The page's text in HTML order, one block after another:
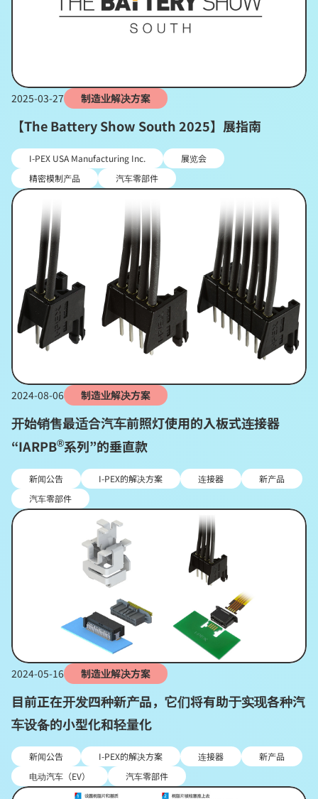
2025-03-27 制造业解决方案
【The Battery Show South 2025】展指南
I-PEX USA Manufacturing Inc.
展览会
精密模制产品
汽车零部件
2024-08-06 制造业解决方案
开始销售最适合汽车前照灯使用的入板式连接器
“IARPB®系列”的垂直款
新闻公告 I-PEX的解决方案 连接器
新产品
汽车零部件
2024-05-16 制造业解决方案
目前正在开发四种新产品，它们将有助于实现各种汽
车设备的小型化和轻量化
新闻公告 I-PEX的解决方案 连接器
新产品
电动汽车（EV）
汽车零部件